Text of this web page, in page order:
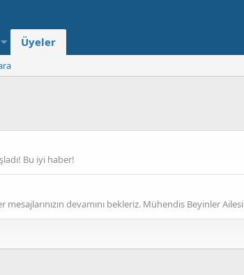
Üyeler
Bu iyi haber!
mesajlarınızın devamını bekleriz. Mühendis Beyinler Ailesi